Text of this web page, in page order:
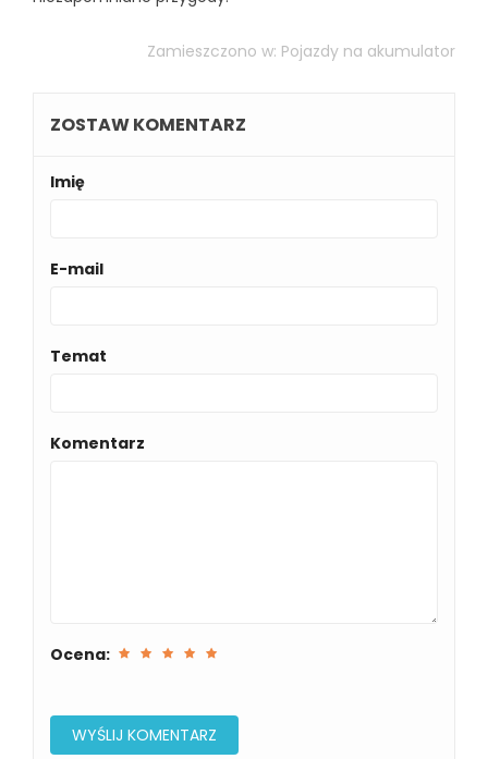
Zamieszczono w: Pojazdy na akumulator
ZOSTAW KOMENTARZ
Imię
E-mail
Temat
Komentarz
Ocena: